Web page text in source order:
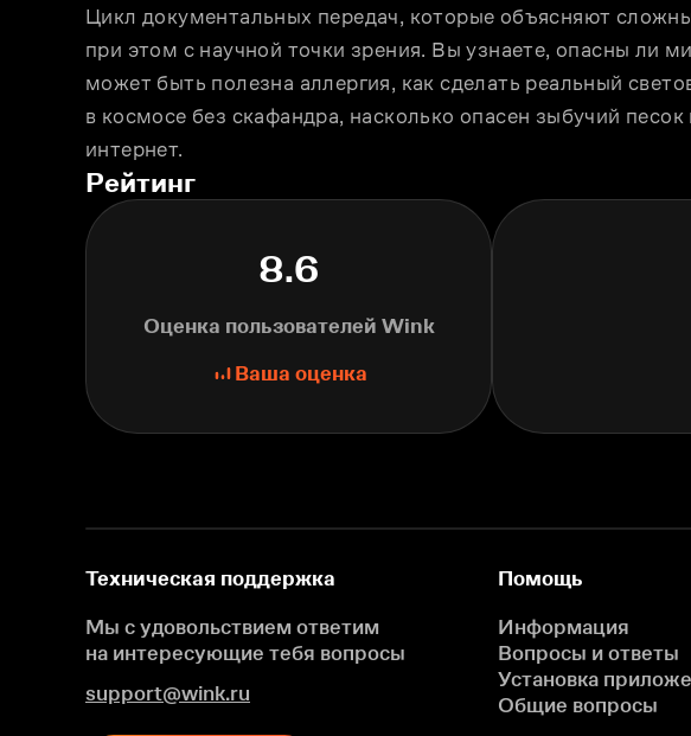
Цикл документальных передач, которые объясняют
при этом с научной точки зрения. Вы узнаете, опасны ли
может быть полезна аллергия, как сделать реальный
в космосе без скафандра, насколько опасен зыбучий
интернет.
Рейтинг
8.6
Оценка пользователей Wink
Ваша оценка
Техническая поддержка
Мы с удовольствием ответим
на интересующие тебя вопросы
support@wink.ru
Помощь
Информация
Вопросы и ответы
Установка
Общие вопросы